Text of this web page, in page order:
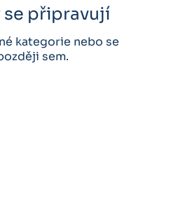
se připravují
kategorie nebo se
sem.